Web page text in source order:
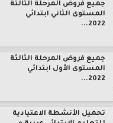
جميع فروض المرحلة الثالثة
المستوى الثاني ابتدائي
2022...
جميع فروض المرحلة الثالثة
المستوى الأول ابتدائي
2022...
تحميل الأنشطة الاعتيادية